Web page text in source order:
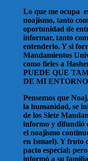
Lo que me ocupa
noajismo, tanto
oportunidad de
informar, tanto
entenderlo. Y si
Mandamientos
como fieles a
PUEDE QUE
DE MI
Pensemos que
la humanidad, se
de los Siete
informo y difundió
el noajismo
en Ismael). Y fruto
pacto especial;
informó a su